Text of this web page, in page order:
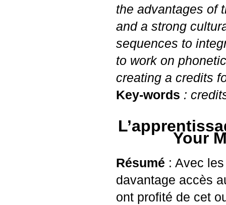
the advantages of
and a strong
sequences to
to work on
creating a credits
Key-words :
Your
Résumé : Avec
davantage accès
ont profité de cet